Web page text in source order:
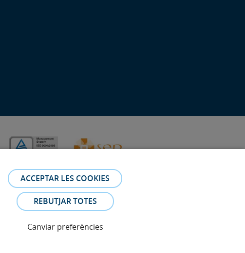
Canviar preferències
REBUTJAR TOTES
ACCEPTAR LES COOKIES